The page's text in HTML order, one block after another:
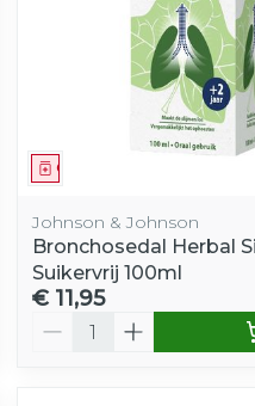
Geneesmiddel
Johnson & Johnson
Bronchosedal Herbal
Suikervrij 100ml
€ 11,95
Aantal